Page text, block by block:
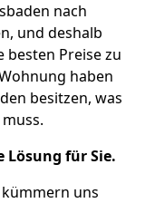
nach
und deshalb
besten Preise zu
haben
besitzen, was
Lösung für Sie.
kümmern uns